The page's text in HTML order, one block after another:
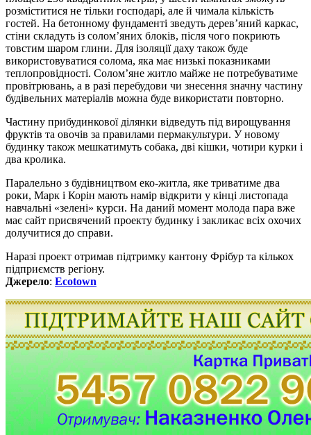
розміститися не тільки господарі, але й чимала кількість
гостей. На бетонному фундаменті зведуть дерев’яний каркас,
стіни складуть із солом’яних блоків, після чого покриють
товстим шаром глини. Для ізоляції даху також буде
використовуватися солома, яка має низькі показниками
теплопровідності. Солом’яне житло майже не потребуватиме
провітрювань, а в разі перебудови чи знесення значну частину
будівельних матеріалів можна буде використати повторно.
Частину прибудинкової ділянки відведуть під вирощування
фруктів та овочів за правилами пермакультури. У новому
будинку також мешкатимуть собака, дві кішки, чотири курки і
два кролика.
Паралельно з будівництвом еко-житла, яке триватиме два
роки, Марк і Корін мають намір відкрити у кінці листопада
навчальні «зелені» курси. На даний момент молода пара вже
має сайт присвячений проекту будинку і закликає всіх охочих
долучитися до справи.
Наразі проект отримав підтримку кантону Фрібур та кількох
підприємств регіону.
Джерело: Ecotown